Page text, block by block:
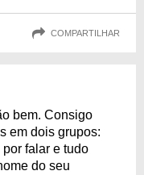
COMPARTILHAR
bem. Consigo
em dois grupos:
falar e tudo
do seu